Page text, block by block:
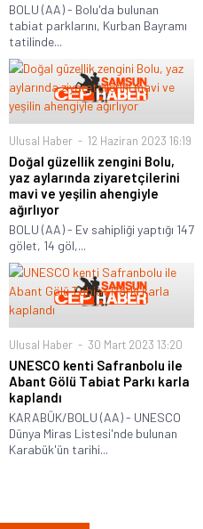
BOLU (AA) - Bolu'da bulunan
tabiat parklarını, Kurban Bayramı
tatilinde...
Ulusal Haber 12 Haziran 2023 16:19
Doğal güzellik zengini Bolu,
yaz aylarında ziyaretçilerini
mavi ve yeşilin ahengiyle
ağırlıyor
BOLU (AA) - Ev sahipliği yaptığı 147
gölet, 14 göl,...
Ulusal Haber 30 Mart 2023 13:20
UNESCO kenti Safranbolu ile
Abant Gölü Tabiat Parkı karla
kaplandı
KARABÜK/BOLU (AA) - UNESCO
Dünya Miras Listesi'nde bulunan
Karabük'ün tarihi...